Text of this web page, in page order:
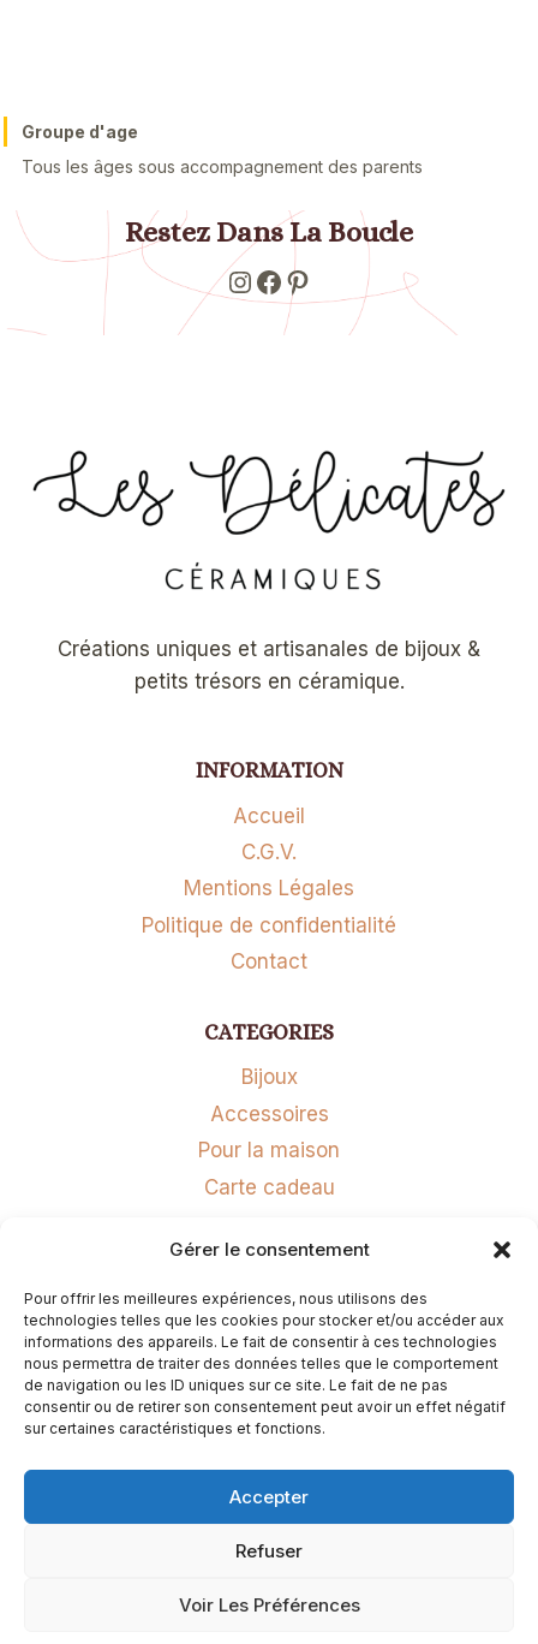
Gérer le consentement
Pour offrir les meilleures expériences, nous utilisons des
technologies telles que les cookies pour stocker et/ou accéder aux
informations des appareils. Le fait de consentir à ces technologies
nous permettra de traiter des données telles que le comportement
de navigation ou les ID uniques sur ce site. Le fait de ne pas
consentir ou de retirer son consentement peut avoir un effet négatif
sur certaines caractéristiques et fonctions.
Accepter
Refuser
Voir Les Préférences
Groupe d'age
Tous les âges sous accompagnement des parents
Restez Dans La Boucle
InstagramFacebook Pinterest
Créations uniques et artisanales de bijoux &
petits trésors en céramique.
INFORMATION
Accueil
C.G.V.
Mentions Légales
Politique de confidentialité
Contact
CATEGORIES
Bijoux
Accessoires
Pour la maison
Carte cadeau
SERVICE CLIENTS
Mon compte
Livraison et retour
FAQ
Contact
© 2026 Les Délicates Céramiques